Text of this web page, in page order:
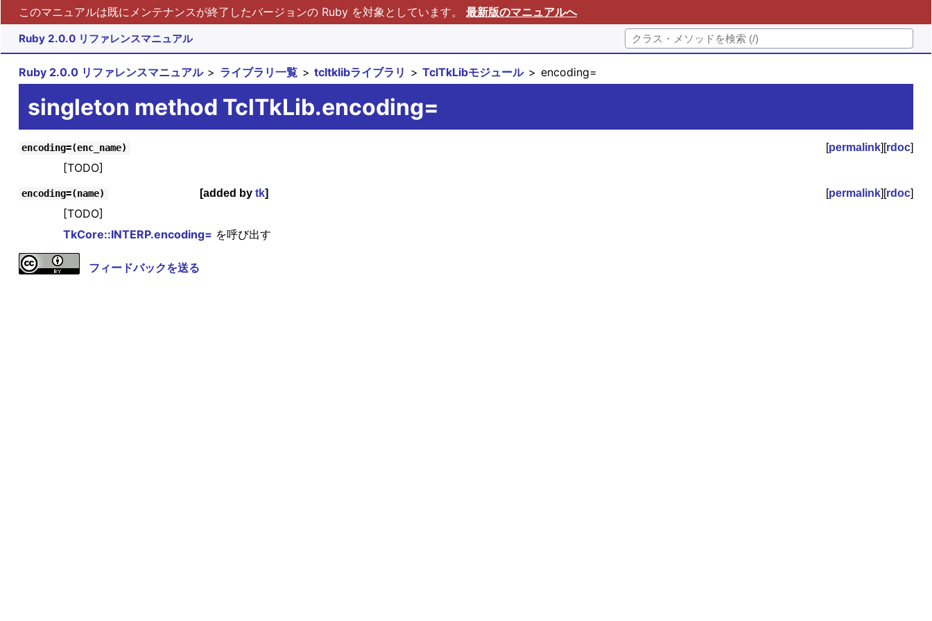
このマニュアルは既にメンテナンスが終了したバージョンの Ruby を対象としています。 最新版のマニュアルへ
Ruby 2.0.0 リファレンスマニュアル
Ruby 2.0.0 リファレンスマニュアル ライブラリ一覧 tcltklibライブラリ TclTkLibモジュール encoding=
singleton method TclTkLib.encoding=
encoding=(enc_name) [permalink][rdoc]
[TODO]
encoding=(name) [permalink][rdoc]
[added by tk]
[TODO]
TkCore::INTERP.encoding= を呼び出す
フィードバックを送る